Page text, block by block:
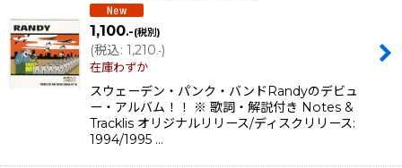
1,100.-(税別)
(税込: 1,210.-)
在庫わずか
スウェーデン・パンク・バンドRandyのデビュ
ー・アルバム！！ ※ 歌詞・解説付き Notes &
Tracklis オリジナルリリース/ディスクリリース:
1994/1995 …